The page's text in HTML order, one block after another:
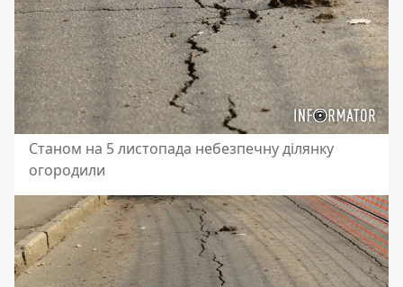
Станом на 5 листопада небезпечну ділянку
огородили